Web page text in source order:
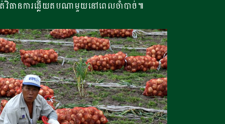
ាត់វិធានការឆ្លើយតបណាមួយនៅពេលចាំបាច់៕